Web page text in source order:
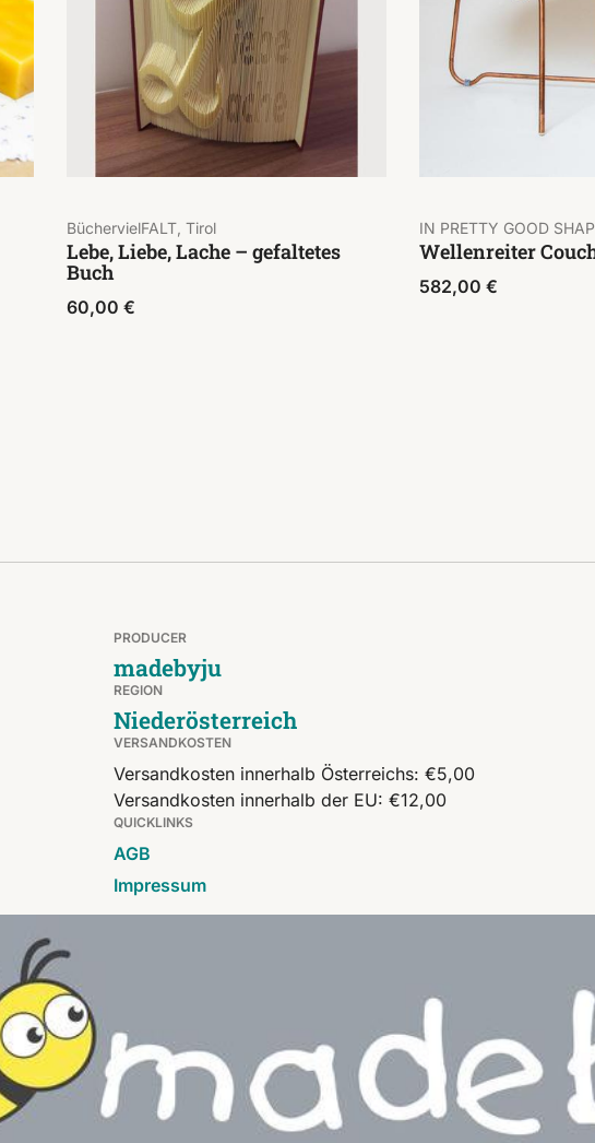
BüchervielFALT, Tirol
Lebe, Liebe, Lache – gefaltetes
Buch
60,00 €
IN PRETTY GOOD
Wellenreiter
582,00 €
PRODUCER
madebyju
REGION
Niederösterreich
VERSANDKOSTEN
Versandkosten innerhalb Österreichs: €5,00
Versandkosten innerhalb der EU: €12,00
QUICKLINKS
AGB
Impressum